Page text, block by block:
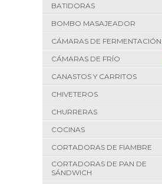
BATIDORAS
BOMBO MASAJEADOR
CÁMARAS DE FERMENTACIÓN
CÁMARAS DE FRÍO
CANASTOS Y CARRITOS
CHIVETEROS
CHURRERAS
COCINAS
CORTADORAS DE FIAMBRE
CORTADORAS DE PAN DE
SÁNDWICH